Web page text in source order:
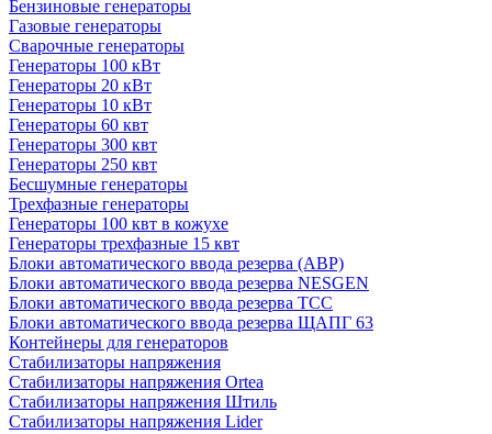
Бензиновые генераторы
Газовые генераторы
Сварочные генераторы
Генераторы 100 кВт
Генераторы 20 кВт
Генераторы 10 кВт
Генераторы 60 квт
Генераторы 300 квт
Генераторы 250 квт
Бесшумные генераторы
Трехфазные генераторы
Генераторы 100 квт в кожухе
Генераторы трехфазные 15 квт
Блоки автоматического ввода резерва (АВР)
Блоки автоматического ввода резерва NESGEN
Блоки автоматического ввода резерва ТСС
Блоки автоматического ввода резерва ЩАПГ 63
Контейнеры для генераторов
Стабилизаторы напряжения
Стабилизаторы напряжения Ortea
Стабилизаторы напряжения Штиль
Стабилизаторы напряжения Lider